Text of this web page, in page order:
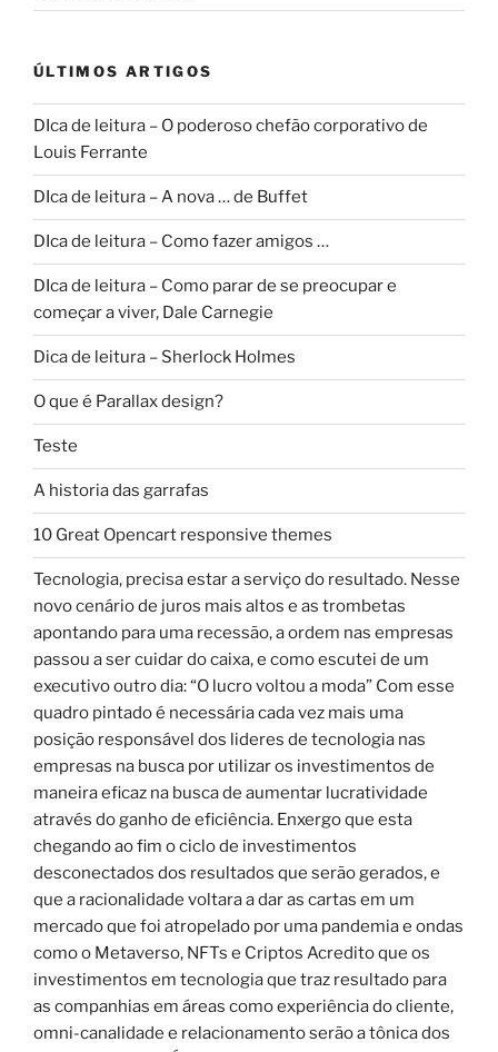
ÚLTIMOS ARTIGOS
DIca de leitura – O poderoso chefão corporativo de
Louis Ferrante
DIca de leitura – A nova … de Buffet
DIca de leitura – Como fazer amigos …
DIca de leitura – Como parar de se preocupar e
começar a viver, Dale Carnegie
Dica de leitura – Sherlock Holmes
O que é Parallax design?
Teste
A historia das garrafas
10 Great Opencart responsive themes
Tecnologia, precisa estar a serviço do resultado. Nesse
novo cenário de juros mais altos e as trombetas
apontando para uma recessão, a ordem nas empresas
passou a ser cuidar do caixa, e como escutei de um
executivo outro dia: “O lucro voltou a moda” Com esse
quadro pintado é necessária cada vez mais uma
posição responsável dos lideres de tecnologia nas
empresas na busca por utilizar os investimentos de
maneira eficaz na busca de aumentar lucratividade
através do ganho de eficiência. Enxergo que esta
chegando ao fim o ciclo de investimentos
desconectados dos resultados que serão gerados, e
que a racionalidade voltara a dar as cartas em um
mercado que foi atropelado por uma pandemia e ondas
como o Metaverso, NFTs e Criptos Acredito que os
investimentos em tecnologia que traz resultado para
as companhias em áreas como experiência do cliente,
omni-canalidade e relacionamento serão a tônica dos